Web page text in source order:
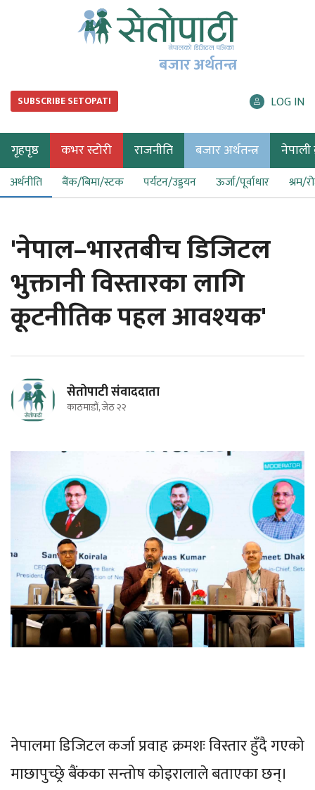
बजार अर्थतन्त्र
SUBSCRIBE SETOPATI LOG IN
गृहपृष्ठ कभर स्टोरी राजनीति बजार अर्थतन्त्र नेपाली
अर्थनीति बैंक/बिमा/स्टक पर्यटन/उड्डयन ऊर्जा/पूर्वाधार श्रम/
'नेपाल–भारतबीच डिजिटल
भुक्तानी विस्तारका लागि
कूटनीतिक पहल आवश्यक'
सेतोपाटी संवाददाता
काठमाडौं, जेठ २२
नेपालमा डिजिटल कर्जा प्रवाह क्रमशः विस्तार हुँदै गएको
माछापुच्छ्रे बैंकका सन्तोष कोइरालाले बताएका छन्।